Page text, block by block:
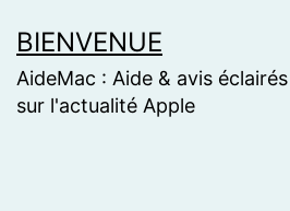
to
content
BIENVENUE
AideMac : Aide & avis éclairés
sur l'actualité Apple